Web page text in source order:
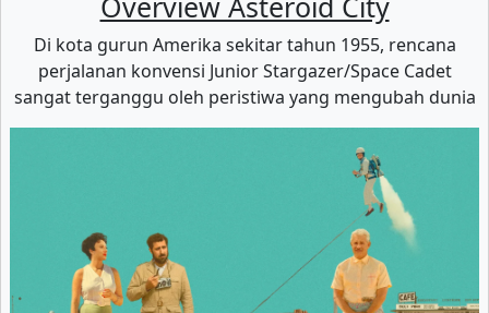
Di kota gurun Amerika sekitar tahun 1955, rencana
perjalanan konvensi Junior Stargazer/Space Cadet
sangat terganggu oleh peristiwa yang mengubah dunia